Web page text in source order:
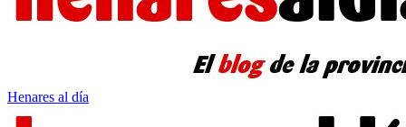
Henares al día